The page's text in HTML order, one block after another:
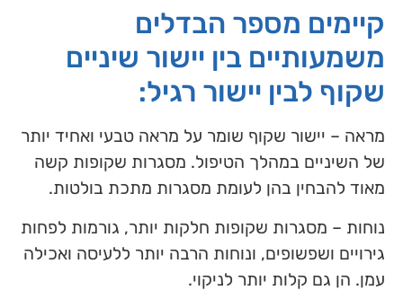
קיימים מספר הבדלים
משמעותיים בין יישור שיניים
שקוף לבין יישור רגיל:
מראה – יישור שקוף שומר על מראה טבעי ואחיד יותר
של השיניים במהלך הטיפול. מסגרות שקופות קשה
מאוד להבחין בהן לעומת מסגרות מתכת בולטות.
נוחות – מסגרות שקופות חלקות יותר, גורמות לפחות
גירויים ושפשופים, ונוחות הרבה יותר ללעיסה ואכילה
עמן. הן גם קלות יותר לניקוי.